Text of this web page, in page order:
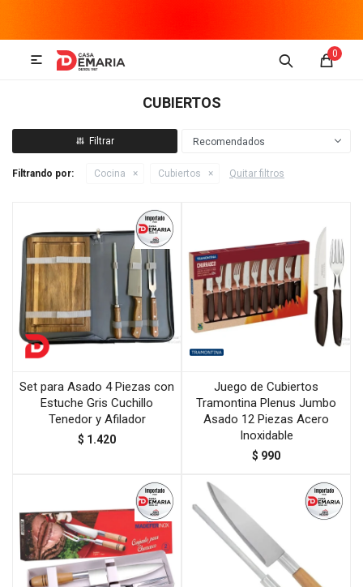
0

CUBIERTOS
Recomendados
Filtrando por: Cocina Cubiertos Quitar filtros
Set para Asado 4 Piezas con
Estuche Gris Cuchillo
Tenedor y Afilador
$ 1.420
Juego de Cubiertos
Tramontina Plenus Jumbo
Asado 12 Piezas Acero
Inoxidable
$ 990
Imagen y Sonido Hogar
Televisores y accesorios
Accesorios